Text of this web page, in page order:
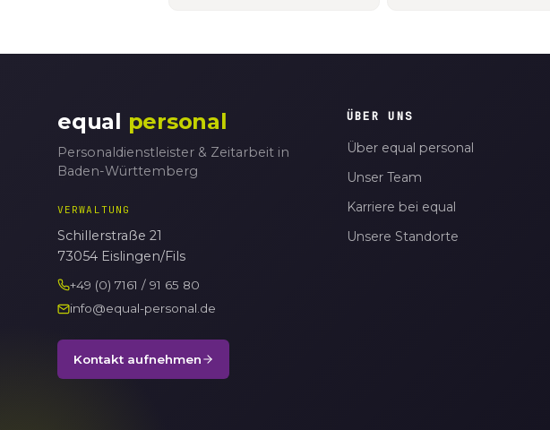
equal personal
Personaldienstleister & Zeitarbeit in
Baden-Württemberg
VERWALTUNG
Schillerstraße 21
73054 Eislingen/Fils
+49 (0) 7161 / 91 65 80
info@equal-personal.de
Kontakt aufnehmen
ÜBER UNS
Über equal personal
Unser Team
Karriere bei equal
Unsere Standorte